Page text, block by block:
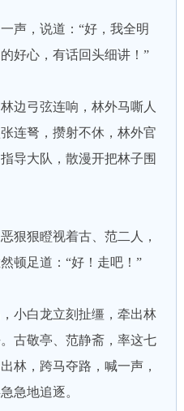
，说道：“好，我全明
好心，有话回头细讲！”
弓弦连响，林外马嘶人
连弩，攒射不休，林外官
导大队，散漫开把林子围
狠瞪视着古、范二人，
顿足道：“好！走吧！”
白龙立刻扯缰，牵出林
古敬亭、范静斋，率这七
林，跨马夺路，喊一声，
急地追逐。